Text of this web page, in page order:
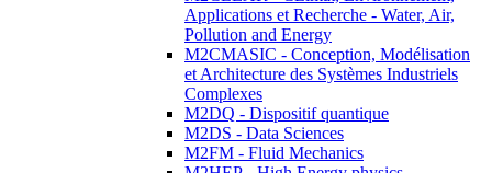
Applications et Recherche - Water, Air,
Pollution and Energy
M2CMASIC - Conception, Modélisation
et Architecture des Systèmes Industriels
Complexes
M2DQ - Dispositif quantique
M2DS - Data Sciences
M2FM - Fluid Mechanics